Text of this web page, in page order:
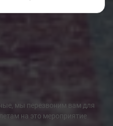
мы перезвоним вам для
на это мероприятие